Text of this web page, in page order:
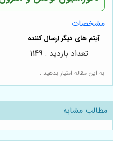
مشخصات
به این مقاله امتیاز بدهید :
تعداد بازدید : 1149
مطالب مشابه